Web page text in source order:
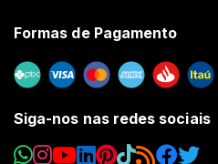
Formas de Pagamento
Siga-nos nas redes sociais